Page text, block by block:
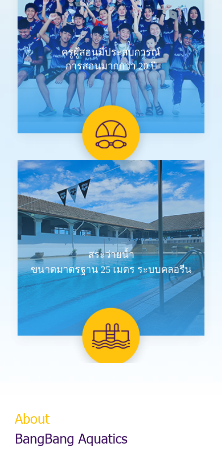
ครูผู้สอนมีประสบการณ์
การสอนมากกว่า 20 ปี
สระว่ายน้ำ
ขนาดมาตรฐาน 25 เมตร ระบบคลอรีน
About
BangBang Aquatics